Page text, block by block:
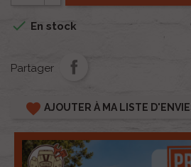
 En stock
Partager
favorite AJOUTER À MA LISTE